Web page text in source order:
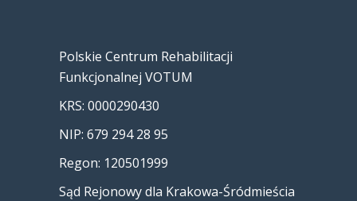
Polskie Centrum Rehabilitacji
Funkcjonalnej VOTUM
KRS: 0000290430
NIP: 679 294 28 95
Regon: 120501999
Sąd Rejonowy dla Krakowa-Śródmieścia